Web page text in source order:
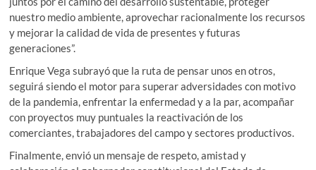
nuestro medio ambiente, aprovechar racionalmente los recursos
y mejorar la calidad de vida de presentes y futuras
generaciones”.
Enrique Vega subrayó que la ruta de pensar unos en otros,
seguirá siendo el motor para superar adversidades con motivo
de la pandemia, enfrentar la enfermedad y a la par, acompañar
con proyectos muy puntuales la reactivación de los
comerciantes, trabajadores del campo y sectores productivos.
Finalmente, envió un mensaje de respeto, amistad y